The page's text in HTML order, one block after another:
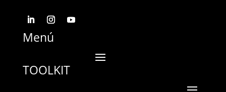
Menú
TOOLKIT